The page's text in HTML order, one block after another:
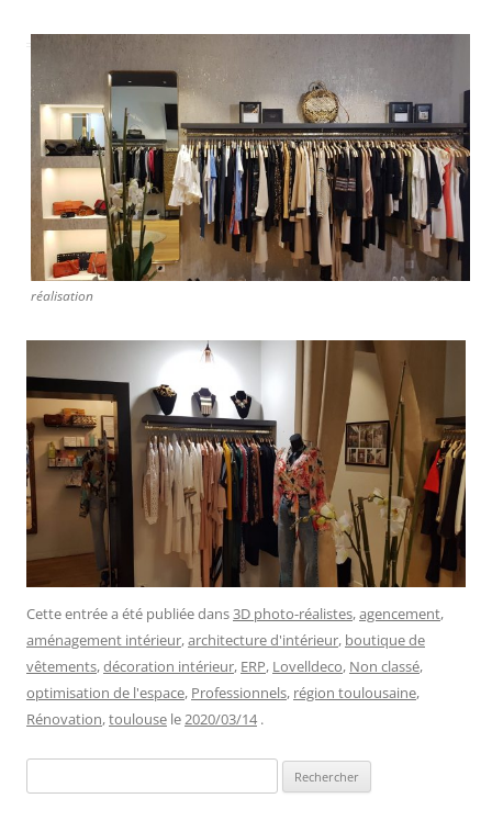
réalisation
Cette entrée a été publiée dans3D photo-réalistes,agencement,
aménagement intérieur,architecture d'intérieur, boutique de
vêtements,décoration intérieur, ERP, Lovelldeco, Non classé,
optimisation de l'espace, Professionnels, région toulousaine,
Rénovation,toulouse le2020/03/14 .